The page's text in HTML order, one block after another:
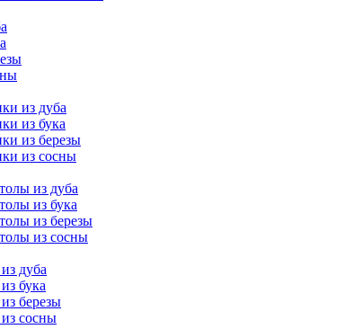
из дуба
из бука
из березы
из сосны
из дуба
из бука
из березы
из сосны
дуба
бука
березы
сосны